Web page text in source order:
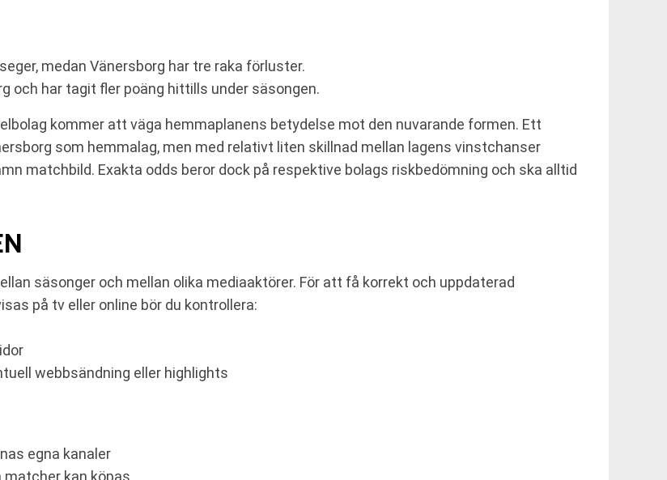
medan Vänersborg har tre raka förluster.
och har tagit fler poäng hittills under säsongen.
kommer att väga hemmaplanens betydelse mot den nuvarande formen. Ett
som hemmalag, men med relativt liten skillnad mellan lagens vinstchanser
matchbild. Exakta odds beror dock på respektive bolags riskbedömning och ska alltid
säsonger och mellan olika mediaaktörer. För att få korrekt och uppdaterad
på tv eller online bör du kontrollera:
webbsändning eller highlights
egna kanaler
kan köpas